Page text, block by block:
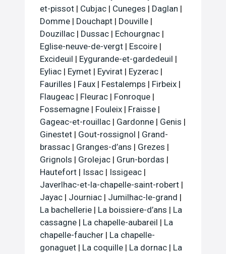
et-pissot | Cubjac | Cuneges | Daglan |
Domme | Douchapt | Douville |
Douzillac | Dussac | Echourgnac |
Eglise-neuve-de-vergt | Escoire |
Excideuil | Eygurande-et-gardedeuil |
Eyliac | Eymet | Eyvirat | Eyzerac |
Faurilles | Faux | Festalemps | Firbeix |
Flaugeac | Fleurac | Fonroque |
Fossemagne | Fouleix | Fraisse |
Gageac-et-rouillac | Gardonne | Genis |
Ginestet | Gout-rossignol | Grand-
brassac | Granges-d’ans | Grezes |
Grignols | Grolejac | Grun-bordas |
Hautefort | Issac | Issigeac |
Javerlhac-et-la-chapelle-saint-robert |
Jayac | Journiac | Jumilhac-le-grand |
La bachellerie | La boissiere-d’ans | La
cassagne | La chapelle-aubareil | La
chapelle-faucher | La chapelle-
gonaguet | La coquille | La dornac | La